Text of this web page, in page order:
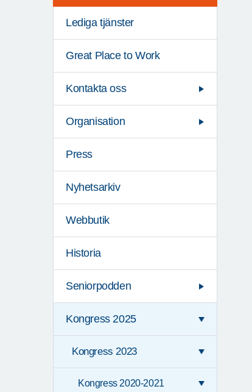
Lediga tjänster
Great Place to Work
Kontakta oss
Organisation
Press
Nyhetsarkiv
Webbutik
Historia
Seniorpodden
Kongress 2025
Kongress 2023
Kongress 2020-2021